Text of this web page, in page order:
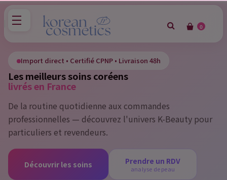
0
Import direct • Certifié CPNP • Livraison 48h
Les meilleurs soins coréens
livrés en France
De la routine quotidienne aux commandes
professionnelles — découvrez l'univers K-Beauty pour
particuliers et revendeurs.
Découvrir les soins Prendre un RDV
analyse de peau
Sign in
You need to be logged in to save products in your wish
list.
Cancel